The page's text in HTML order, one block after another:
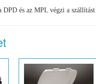
DPD és az MPL végzi a